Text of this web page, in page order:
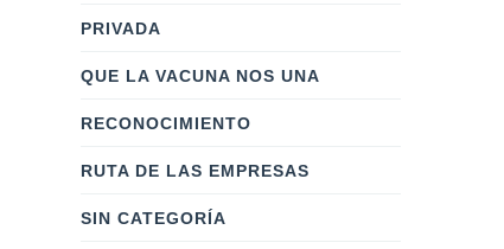
PRIVADA
QUE LA VACUNA NOS UNA
RECONOCIMIENTO
RUTA DE LAS EMPRESAS
SIN CATEGORÍA